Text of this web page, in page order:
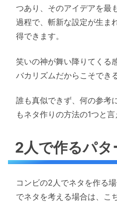
つあり、そのアイデアを最
過程で、斬新な設定が生ま
得できます。
笑いの神が舞い降りてくる
バカリズムだからこそでき
誰も真似できず、何の参考
もネタ作りの方法の1つと言
2人で作るパタ
コンビの2人でネタを作る
でネタを考える場合は、こ